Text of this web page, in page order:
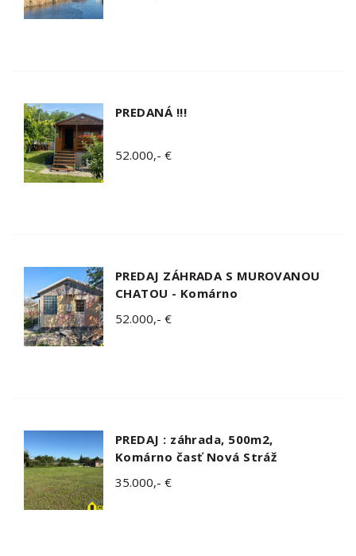
PREDANÁ !!!
52.000,- €
PREDAJ ZÁHRADA S MUROVANOU
CHATOU - Komárno
52.000,- €
PREDAJ : záhrada, 500m2,
Komárno časť Nová Stráž
35.000,- €